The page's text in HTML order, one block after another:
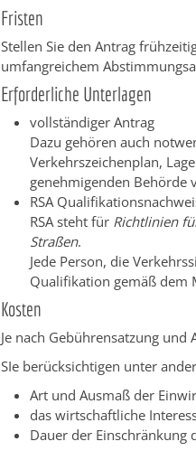
Fristen
Stellen Sie den Antrag
umfangreichem
Erforderliche Unterlagen
vollständiger Antrag
Dazu gehören auch
Verkehrszeichenplan,
genehmigenden Behörde
RSA
RSA steht für Richtlinien
Straßen.
Jede Person, die
Qualifikation gemäß dem
Kosten
Je nach Gebührensatzung
SIe berücksichtigen unter
Art und Ausmaß der
das wirtschaftliche
Dauer der Einschränkung